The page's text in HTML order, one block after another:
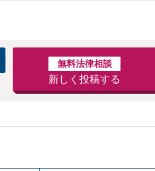
無料法律相談
新しく投稿する